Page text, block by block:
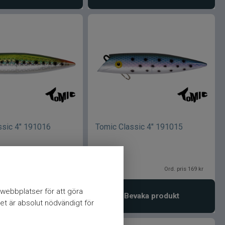
för att göra
är absolut nödvändigt för
4" 191016
produkt
Tomic Classic 4" 191015
Ord. pris 169 kr
Bevaka produkt